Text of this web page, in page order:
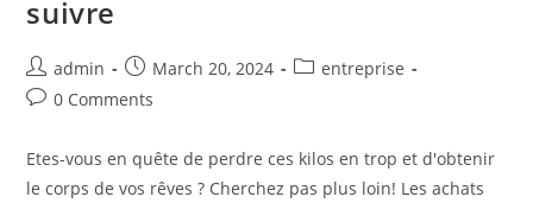
suivre
Post
author:
admin
Post
published:
March 20, 2024
Postentreprise
Post0 Comments
Etes-vous en quête de perdre ces kilos en trop et d'obtenir
le corps de vos rêves ? Cherchez pas plus loin! Les achats